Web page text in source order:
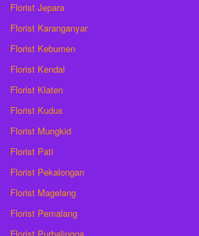
Florist Jepara
Florist Karanganyar
Florist Kebumen
Florist Kendal
Florist Klaten
Florist Kudus
Florist Mungkid
Florist Pati
Florist Pekalongan
Florist Magelang
Florist Pemalang